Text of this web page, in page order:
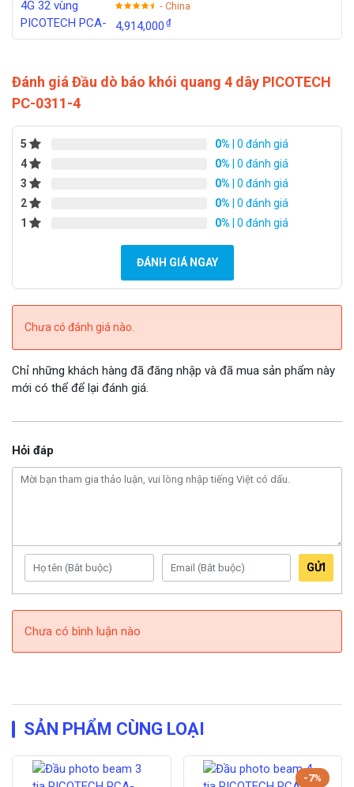
- China
4,914,000₫
Đánh giá Đầu dò báo khói quang 4 dây PICOTECH
PC-0311-4
5 0% | 0 đánh giá
4
0% | 0 đánh giá
3
0% | 0 đánh giá
2
0% | 0 đánh giá
1
0% | 0 đánh giá
ĐÁNH GIÁ NGAY
Chưa có đánh giá nào.
Chỉ những khách hàng đã đăng nhập và đã mua sản phẩm này
mới có thể để lại đánh giá.
Hỏi đáp
GỬI
Chưa có bình luận nào
SẢN PHẨM CÙNG LOẠI
-7%